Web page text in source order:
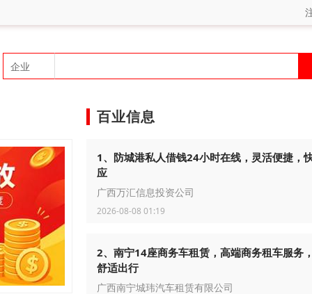
百业信息
1、防城港私人借钱24小时在线，灵活便捷，
应
广西万汇信息投资公司
2026-08-08 01:19
2、南宁14座商务车租赁，高端商务租车服务
舒适出行
广西南宁城玮汽车租赁有限公司